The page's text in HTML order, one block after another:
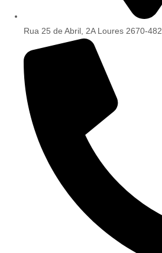
Rua 25 de Abril, 2A Loures 2670-482